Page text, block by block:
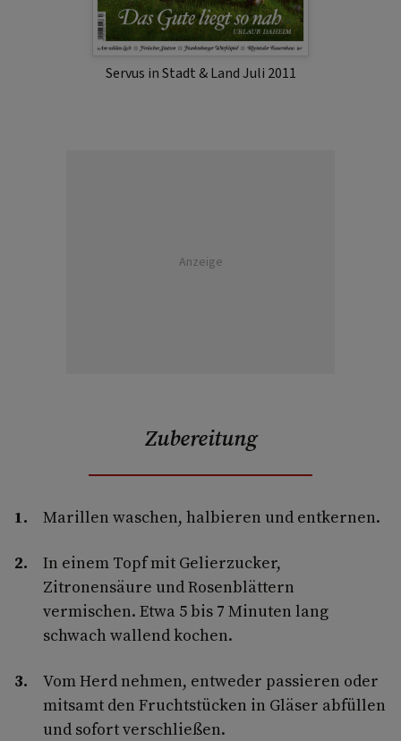
Servus in Stadt & Land Juli 2011
Anzeige
Zubereitung
Marillen waschen, halbieren und entkernen.
In einem Topf mit Gelierzucker,
Zitronensäure und Rosenblättern
vermischen. Etwa 5 bis 7 Minuten lang
schwach wallend kochen.
Vom Herd nehmen, entweder passieren oder
mitsamt den Fruchtstücken in Gläser abfüllen
und sofort verschließen.